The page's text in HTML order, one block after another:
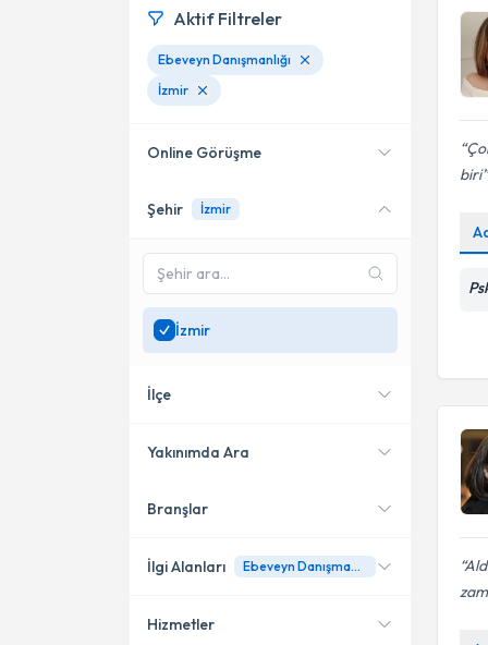
biri
Aktif Filtreler
Ebeveyn Danışmanlığı
İzmir
Online Görüşme
Online danışmanlık sunan
Sadeceİzmir
uzman ara
Şehir İzmir
İzmir
İlçe
Karşıyaka
Konak
Yakınımda Ara
Konumuma yakın uzmanları
Branşlar
Psikoloji
İlgi Alanları Ebeveyn Danışmanlığı
Hizmetler